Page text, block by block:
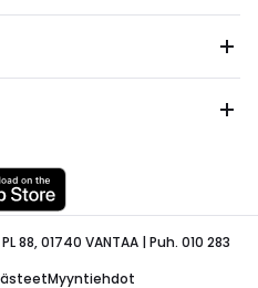
88, 01740 VANTAA | Puh. 010 283
Myyntiehdot